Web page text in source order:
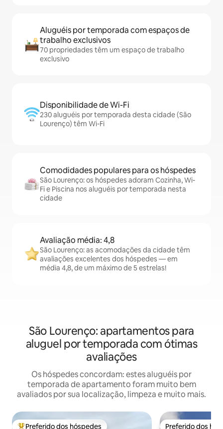
Aluguéis por temporada com espaços de
trabalho exclusivos
70 propriedades têm um espaço de trabalho
exclusivo
Disponibilidade de Wi-Fi
230 aluguéis por temporada desta cidade (São
Lourenço) têm Wi-Fi
Comodidades populares para os hóspedes
São Lourenço: os hóspedes adoram Cozinha, Wi-
Fi e Piscina nos aluguéis por temporada nesta
cidade
Avaliação média: 4,8
São Lourenço: as acomodações da cidade têm
avaliações excelentes dos hóspedes — em
média 4,8, de um máximo de 5 estrelas!
São Lourenço: apartamentos para
aluguel por temporada com ótimas
avaliações
Os hóspedes concordam: estes aluguéis por
temporada de apartamento foram muito bem
avaliados por sua localização, limpeza e muito mais.
Preferido dos hóspedes Preferido dos